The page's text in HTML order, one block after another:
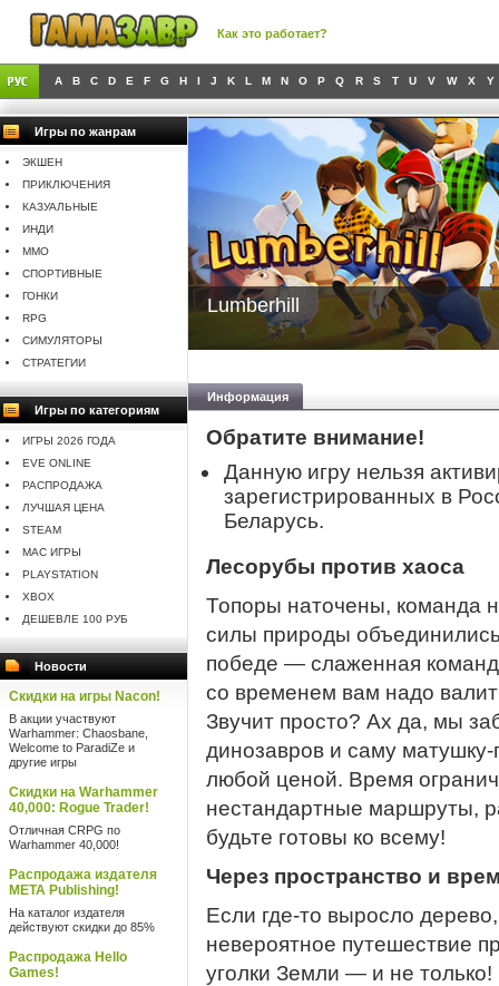
Как это работает?
A B C D E F G H I J K L M N O P Q R S T U V W X Y
Игры по жанрам
ЭКШЕН
ПРИКЛЮЧЕНИЯ
КАЗУАЛЬНЫЕ
ИНДИ
MMO
СПОРТИВНЫЕ
ГОНКИ
RPG
СИМУЛЯТОРЫ
СТРАТЕГИИ
Игры по категориям
ИГРЫ 2026 ГОДА
EVE ONLINE
РАСПРОДАЖА
ЛУЧШАЯ ЦЕНА
STEAM
MAC ИГРЫ
PLAYSTATION
XBOX
ДЕШЕВЛЕ 100 РУБ
Новости
Скидки на игры Nacon!
В акции участвуют
Warhammer: Chaosbane,
Welcome to ParadiZe и
другие игры
Скидки на Warhammer
40,000: Rogue Trader!
Отличная CRPG по
Warhammer 40,000!
Распродажа издателя
META Publishing!
На каталог издателя
действуют скидки до 85%
Распродажа Hello
Games!
Lumberhill
Информация
Обратите внимание!
Данную игру нельзя
зарегистрированных в
Беларусь.
Лесорубы против хаоса
Топоры наточены, команда
силы природы
победе — слаженная
со временем вам надо
Звучит просто? Ах да, мы
динозавров и саму матушку-
любой ценой. Время
нестандартные маршруты,
будьте готовы ко всему!
Через пространство и
Если где-то выросло
невероятное путешествие
уголки Земли — и не